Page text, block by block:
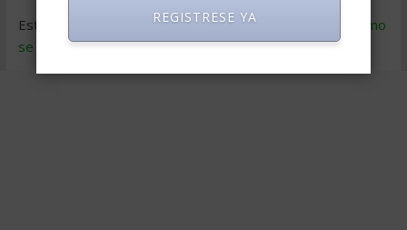
Este sitio usa Akismet para reducir el spam.
Aprende cómo
se procesan los datos de tus comentarios.
REGISTRESE YA